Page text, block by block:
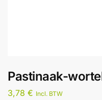
Pastinaak-
3,78 € Incl. BTW